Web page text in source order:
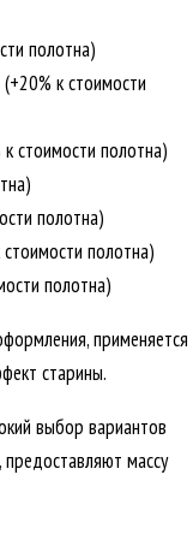
применяется
старины.
выбор вариантов
массу